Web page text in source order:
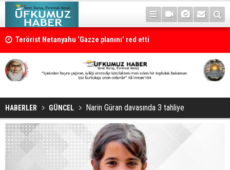
Terörist Netanyahu ‘Gazze planını’ red etti
HABERLER GÜNCEL Narin Güran davasında 3 tahliye